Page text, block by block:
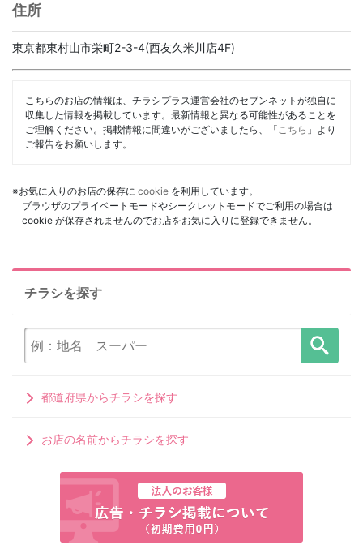
住所
東京都東村山市栄町2-3-4(西友久米川店4F)
こちらのお店の情報は、チラシプラス運営会社のセブンネットが独自に
収集した情報を掲載しています。最新情報と異なる可能性があることを
ご理解ください。掲載情報に間違いがございましたら、「 こちら 」より
ご報告をお願いします。
※お気に入りのお店の保存に cookie を利用しています。
ブラウザのプライベートモードやシークレットモードでご利用の場合は
cookie が保存されませんのでお店をお気に入りに登録できません。
チラシを探す
都道府県からチラシを探す
お店の名前からチラシを探す